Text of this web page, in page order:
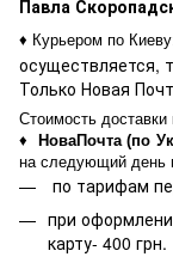
Павла
♦ Курьером по Киеву
осуществляется,
Только Новая
Стоимость доставки
♦ НоваПочта (по
на следующий день
по тарифам
при
карту- 400 грн.